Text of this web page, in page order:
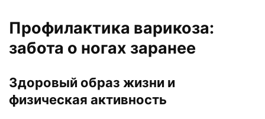
Профилактика варикоза:
забота о ногах заранее
Здоровый образ жизни и
физическая активность